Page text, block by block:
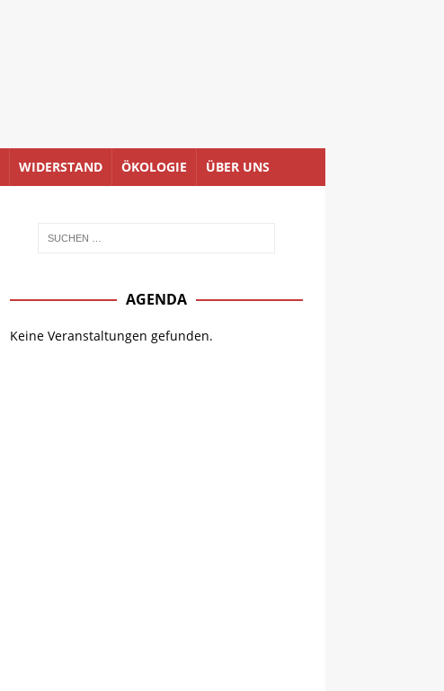
WIDERSTAND ÖKOLOGIE ÜBER UNS
AGENDA
Keine Veranstaltungen gefunden.